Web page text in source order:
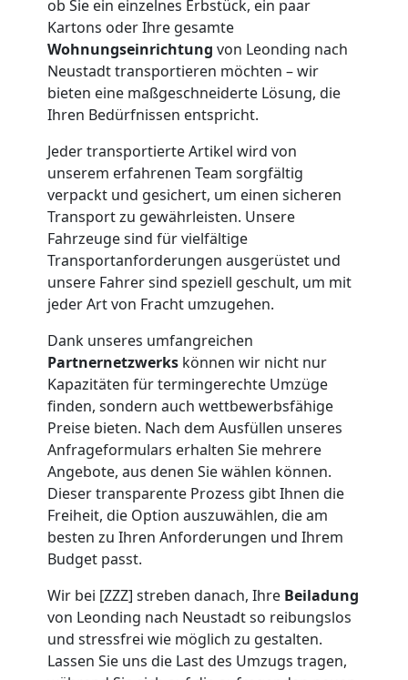
ob Sie ein einzelnes Erbstück, ein paar
Kartons oder Ihre gesamte
Wohnungseinrichtung von Leonding nach
Neustadt transportieren möchten – wir
bieten eine maßgeschneiderte Lösung, die
Ihren Bedürfnissen entspricht.
Jeder transportierte Artikel wird von
unserem erfahrenen Team sorgfältig
verpackt und gesichert, um einen sicheren
Transport zu gewährleisten. Unsere
Fahrzeuge sind für vielfältige
Transportanforderungen ausgerüstet und
unsere Fahrer sind speziell geschult, um mit
jeder Art von Fracht umzugehen.
Dank unseres umfangreichen
Partnernetzwerks können wir nicht nur
Kapazitäten für termingerechte Umzüge
finden, sondern auch wettbewerbsfähige
Preise bieten. Nach dem Ausfüllen unseres
Anfrageformulars erhalten Sie mehrere
Angebote, aus denen Sie wählen können.
Dieser transparente Prozess gibt Ihnen die
Freiheit, die Option auszuwählen, die am
besten zu Ihren Anforderungen und Ihrem
Budget passt.
Wir bei [ZZZ] streben danach, Ihre Beiladung
von Leonding nach Neustadt so reibungslos
und stressfrei wie möglich zu gestalten.
Lassen Sie uns die Last des Umzugs tragen,
Möbelmontage
Leonding
Möbeltransport
Leonding
Beiladung
Leonding
Mini
Umzug
Leonding
Umzug
Mann